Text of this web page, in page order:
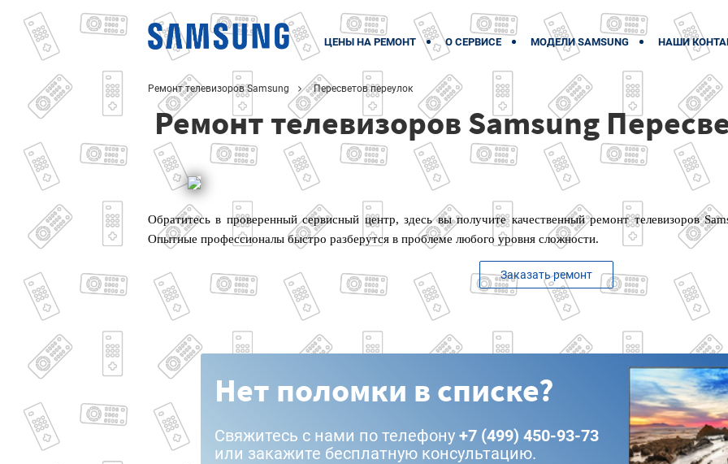
ЦЕНЫ НА РЕМОНТ О СЕРВИСЕ МОДЕЛИ SAMSUNG НАШИ
Ремонт телевизоров Samsung Пересветов переулок
Ремонт телевизоров Samsung
Обратитесь в проверенный сервисный центр, здесь вы получите качественный ремонт телевизоров
Опытные профессионалы быстро разберутся в проблеме любого уровня сложности.
Заказать ремонт
Нет поломки в списке?
Свяжитесь с нами по телефону +7 (499) 450-93-73
или закажите бесплатную консультацию.